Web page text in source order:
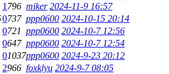
1 796 miker 2024-11-9 16:57
0737 ppp0600 2024-10-15 20:14
0721 ppp0600 2024-10-7 12:56
0647 ppp0600 2024-10-7 12:54
01037ppp0600 2024-9-23 20:12
2966 foxklyu 2024-9-7 08:05